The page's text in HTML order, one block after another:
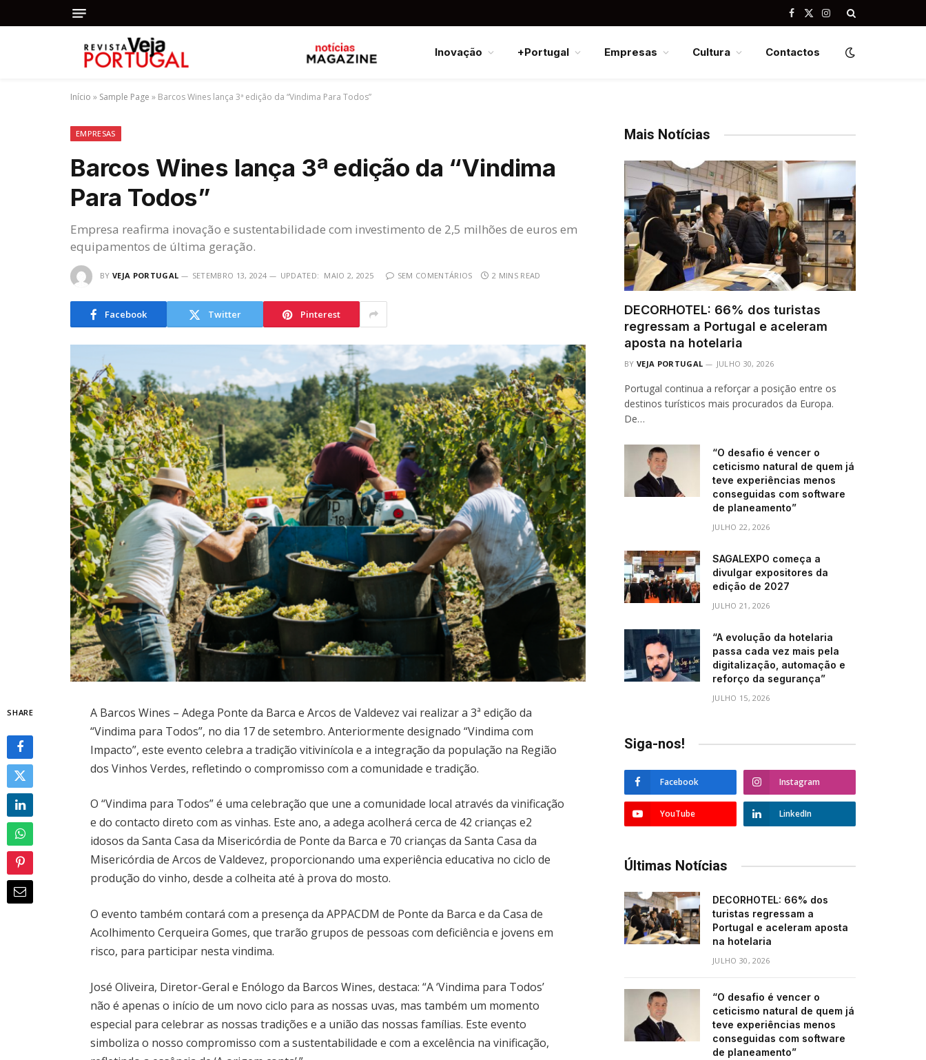
Facebook
X
Instagram
Inovação +Portugal Empresas Cultura Contactos
Início » Sample Page » Barcos Wines lança 3ª edição da “Vindima Para Todos”
EMPRESAS
Barcos Wines lança 3ª edição da “Vindima
Para Todos”
Empresa reafirma inovação e sustentabilidade com investimento de 2,5 milhões de euros em
equipamentos de última geração.
BY VEJA PORTUGAL SETEMBRO 13, 2024 UPDATED: MAIO 2, 2025 SEM COMENTÁRIOS 2 MINS READ
Facebook Twitter Pinterest
SHARE
A Barcos Wines – Adega Ponte da Barca e Arcos de Valdevez vai realizar a 3ª edição da
“Vindima para Todos”, no dia 17 de setembro. Anteriormente designado “Vindima com
Impacto”, este evento celebra a tradição vitivinícola e a integração da população na Região
dos Vinhos Verdes, refletindo o compromisso com a comunidade e tradição.
O “Vindima para Todos” é uma celebração que une a comunidade local através da vinificação
e do contacto direto com as vinhas. Este ano, a adega acolherá cerca de 42 crianças e2
idosos da Santa Casa da Misericórdia de Ponte da Barca e 70 crianças da Santa Casa da
Misericórdia de Arcos de Valdevez, proporcionando uma experiência educativa no ciclo de
produção do vinho, desde a colheita até à prova do mosto.
O evento também contará com a presença da APPACDM de Ponte da Barca e da Casa de
Acolhimento Cerqueira Gomes, que trarão grupos de pessoas com deficiência e jovens em
risco, para participar nesta vindima.
José Oliveira, Diretor-Geral e Enólogo da Barcos Wines, destaca: “A ‘Vindima para Todos’
não é apenas o início de um novo ciclo para as nossas uvas, mas também um momento
especial para celebrar as nossas tradições e a união das nossas famílias. Este evento
simboliza o nosso compromisso com a sustentabilidade e com a excelência na vinificação,
Mais Notícias
DECORHOTEL: 66% dos turistas
regressam a Portugal e aceleram
aposta na hotelaria
BY VEJA PORTUGAL JULHO 30, 2026
Portugal continua a reforçar a posição entre os
destinos turísticos mais procurados da Europa.
De…
“O desafio é vencer o
ceticismo natural de quem já
teve experiências menos
conseguidas com software
de planeamento”
JULHO 22, 2026
SAGALEXPO começa a
divulgar expositores da
edição de 2027
JULHO 21, 2026
“A evolução da hotelaria
passa cada vez mais pela
digitalização, automação e
reforço da segurança”
JULHO 15, 2026
Siga-nos!
Facebook Instagram
YouTube LinkedIn
Últimas Notícias
DECORHOTEL: 66% dos
turistas regressam a
Portugal e aceleram aposta
na hotelaria
JULHO 30, 2026
“O desafio é vencer o
ceticismo natural de quem já
teve experiências menos
conseguidas com software
de planeamento”